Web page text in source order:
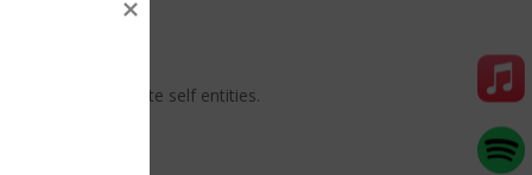
also not separate self entities.